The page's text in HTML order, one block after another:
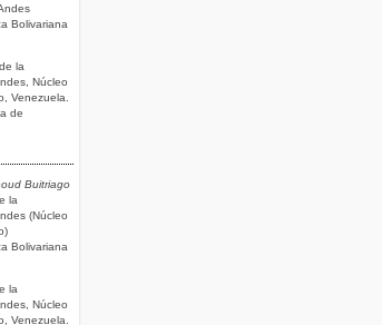
Bolivariana
la
Núcleo
Venezuela.
de
Buitriago
la
(Núcleo
Bolivariana
la
Núcleo
Venezuela.